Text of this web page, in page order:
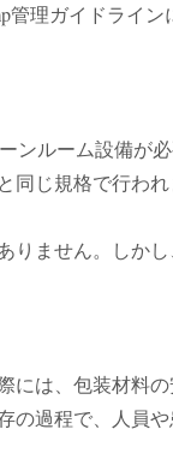
理ガイドライ
ンルーム設備
じ規格で行われ
ません。しか
には、包装材料
過程で、人員